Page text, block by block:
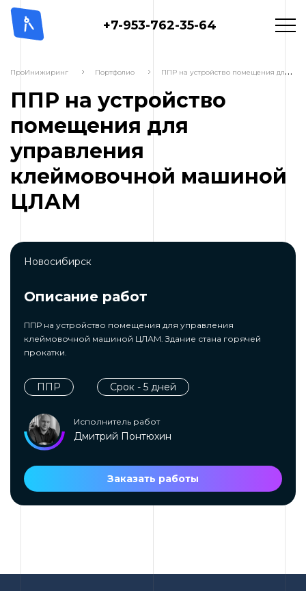
+7-953-762-35-64
ПроИнижиринг Портфолио П
ПР на устройство помещения для управления клеймовочной машиной ЦЛАМ
ППР на устройство
помещения для
управления
клеймовочной машиной
ЦЛАМ
Новосибирск
Описание работ
ППР на устройство помещения для управления
клеймовочной машиной ЦЛАМ. Здание стана горячей
прокатки.
ППР Срок - 5 дней
Исполнитель работ
Дмитрий Понтюхин
Заказать работы